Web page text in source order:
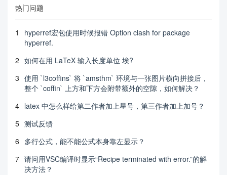
热门问题
1
hyperref宏包使用时候报错 Option clash for package
hyperref.
2 如何在用 LaTeX 输入长度单位 埃?
3 使用 `l3coffins` 将 `amsthm` 环境与一张图片横向拼接后，
整个 `coffin` 上方和下方会附带额外的空隙，如何解决？
4 latex 中怎么样给第二作者加上星号，第三作者加上加号？
5 测试反馈
6 多行公式，能不能公式本身靠左显示？
7 请问用VSC编译时显示“Recipe terminated with error.”的解
决方法？